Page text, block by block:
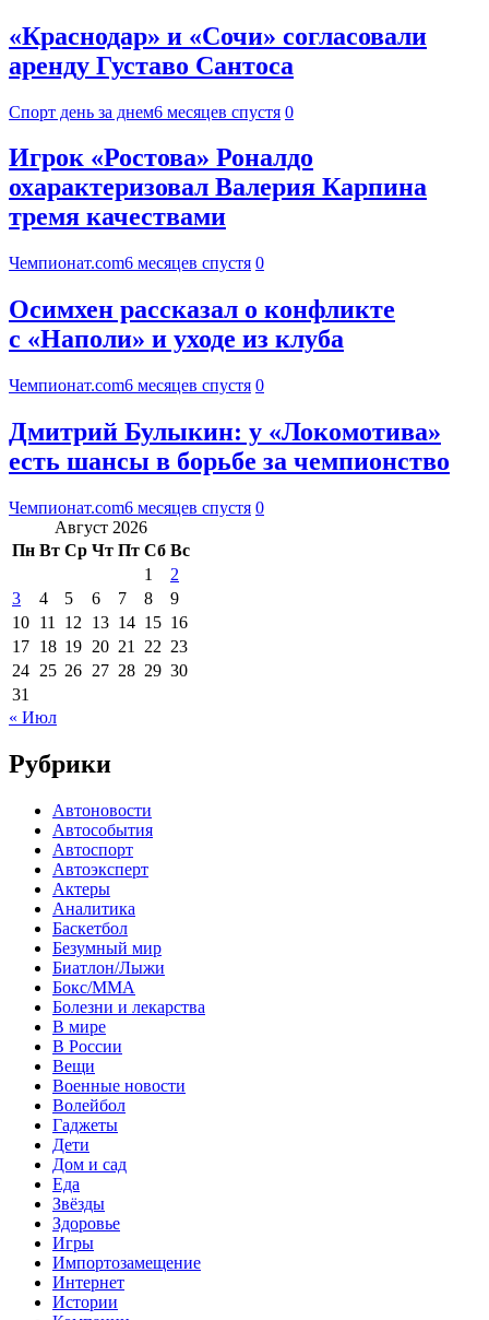
«Краснодар» и «Сочи» согласовали
аренду Густаво Сантоса
Спорт день за днем6 месяцев спустя 0
Игрок «Ростова» Роналдо
охарактеризовал Валерия Карпина
тремя качествами
Чемпионат.com6 месяцев спустя 0
Осимхен рассказал о конфликте
с «Наполи» и уходе из клуба
Чемпионат.com6 месяцев спустя 0
Дмитрий Булыкин: у «Локомотива»
есть шансы в борьбе за чемпионство
Чемпионат.com6 месяцев спустя 0
Август 2026
Пн Вт Ср Чт Пт Сб Вс
1
2
3
4 5 6 7 8
9
10 11 12 13 14 15 16
17 18 19 20 21 22 23
24 25 26 27 28 29 30
31
« Июл
Рубрики
Автоновости
Автособытия
Автоспорт
Автоэксперт
Актеры
Аналитика
Баскетбол
Безумный мир
Биатлон/Лыжи
Бокс/MMA
Болезни и лекарства
В мире
В России
Вещи
Военные новости
Волейбол
Гаджеты
Дети
Дом и сад
Еда
Звёзды
Здоровье
Игры
Импортозамещение
Интернет
Истории